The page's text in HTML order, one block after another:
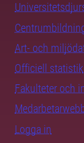
Art- och
Officiell statistik
Fakulteter och
Logga in